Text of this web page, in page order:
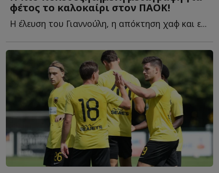
φέτος το καλοκαίρι στον ΠΑΟΚ!
Η έλευση του Γιαννούλη, η απόκτηση χαφ και ε...